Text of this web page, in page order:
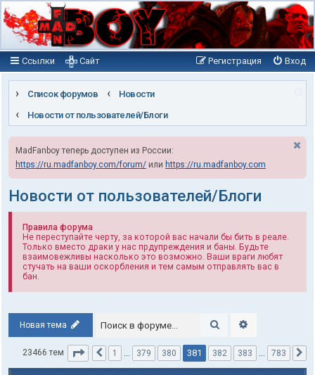
Ссылки Вход
Регистрация
Сайт
Список форумов
Новости
Новости от пользователей/Блоги
MadFanboy теперь доступен из России:
https://ru.madfanboy.com/forum/ или https://ru.madfanboy.com
Новости от пользователей/Блоги
Правила форума
Не переступайте черту, за которой вас начали бы бить в реале.
Только вместо драки у нас прдупреждения и баны. Будьте
взаимовежливы насколько это возможно. Ваши враги любят
стучать на ваши оскорбления и тем самым отправлять вас в
бан.
Новая тема Поиск
23466 тем Страница 381из 783
Пред.
1 … 379 380 381 382 383 … 783